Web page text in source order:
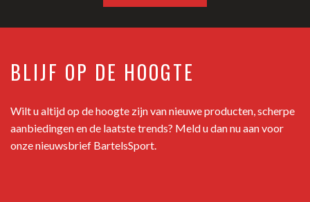
BLIJF OP DE HOOGTE
Wilt u altijd op de hoogte zijn van nieuwe producten, scherpe
aanbiedingen en de laatste trends? Meld u dan nu aan voor
onze nieuwsbrief BartelsSport.